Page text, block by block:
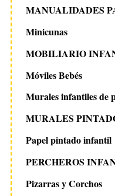
MANUALIDADES
Minicunas
MOBILIARIO
Móviles Bebés
Murales infantiles de
MURALES
Papel pintado infantil
PERCHEROS
Pizarras y Corchos